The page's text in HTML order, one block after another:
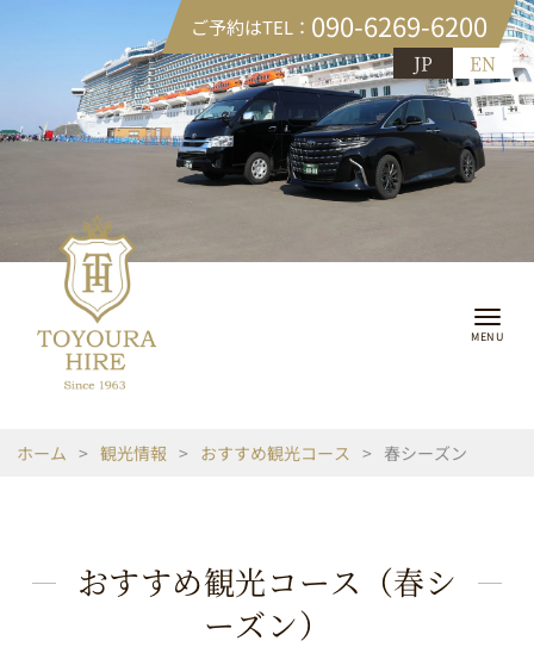
ご予約はTEL： 090-6269-6200
JP EN
ホーム > 観光情報 > おすすめ観光コース > 春シーズン
おすすめ観光コース（春シ
ーズン）